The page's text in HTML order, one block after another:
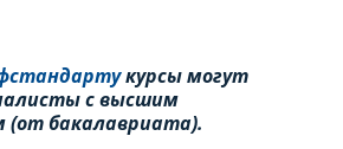
курсы могут
с высшим
(от бакалавриата).